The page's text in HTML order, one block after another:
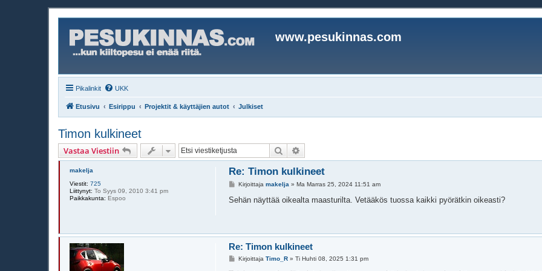
www.pesukinnas.com
Pikalinkit UKK
Etusivu Esirippu Projektit & käyttäjien autot Julkiset
Timon kulkineet
Vastaa Viestiin Etsi
makelja
Viestit: 725
Liittynyt: To Syys 09, 2010 3:41 pm
Paikkakunta: Espoo
Re: Timon kulkineet
V
e
Kirjoittajamakelja »Ma Marras 25, 2024 11:51 am
Sehän näyttää oikealta maasturilta. Vetääkös tuossa kaikki pyörätkin oikeasti?
Re: Timon kulkineet
VKirjoittajaTimo_R »Ti Huhti 08, 2025 1:31 pm